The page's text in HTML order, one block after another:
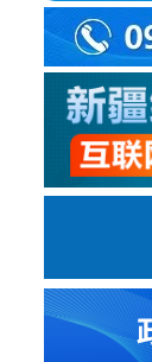
最靠谱的网赌软
最靠谱的网赌软
关于规范最靠谱
序号